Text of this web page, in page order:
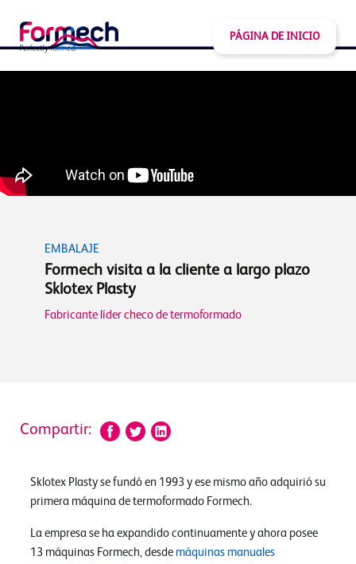
PÁGINA DE INICIO
EMBALAJE
Formech visita a la cliente a largo plazo
Sklotex Plasty
Fabricante líder checo de termoformado
Compartir:
Sklotex Plasty se fundó en 1993 y ese mismo año adquirió su
primera máquina de termoformado Formech.
La empresa se ha expandido continuamente y ahora posee
13 máquinas Formech, desde máquinas manuales